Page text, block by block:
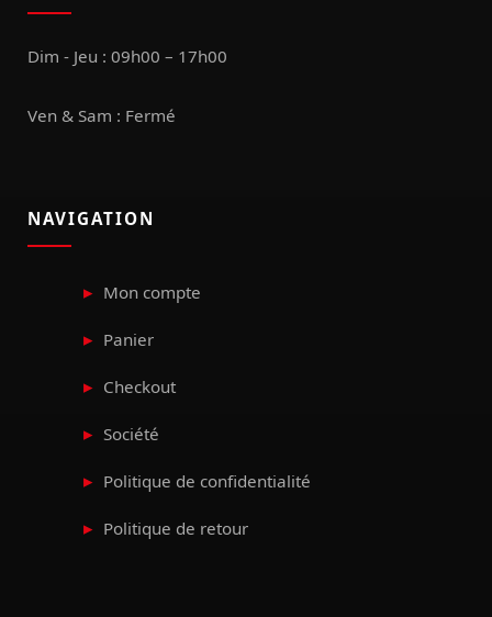
Dim - Jeu : 09h00 – 17h00
Ven & Sam : Fermé
NAVIGATION
Mon compte
Panier
Checkout
Société
Politique de confidentialité
Politique de retour